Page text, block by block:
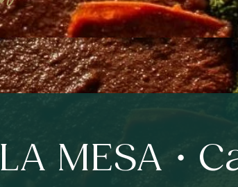
LA MESA・